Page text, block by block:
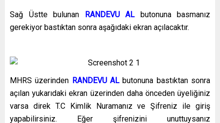
Sağ Üstte bulunan RANDEVU ALbutonuna basmanız
gerekiyor bastıktan sonra aşağıdaki ekran açılacaktır.
MHRS üzerinden RANDEVU ALbutonuna bastıktan sonra
açılan yukarıdaki ekran üzerinden daha önceden üyeliğiniz
varsa direk T.C Kimlik Nuramanız ve Şifreniz ile giriş
yapabilirsiniz. Eğer şifrenizini unuttuysanız